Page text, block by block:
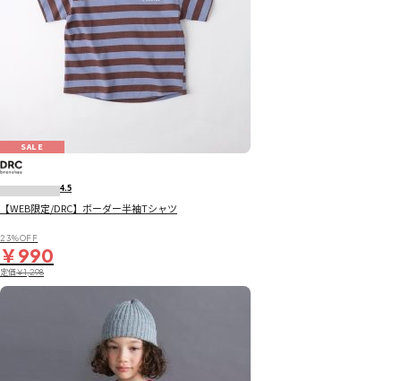
SALE
4.5
【WEB限定/DRC】ボーダー半袖Tシャツ
23％OFF
￥990
定価￥1,298